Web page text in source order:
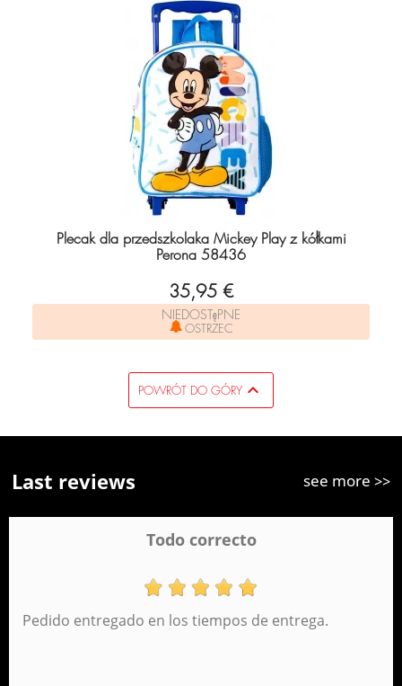
Plecak dla przedszkolaka Mickey Play z kółkami
Perona 58436
35,95 €
NIEDOSTęPNE
OSTRZEC
POWRÓT DO GÓRY 
Last reviews see more >>
Todo correcto
Pedido entregado en los tiempos de entrega.